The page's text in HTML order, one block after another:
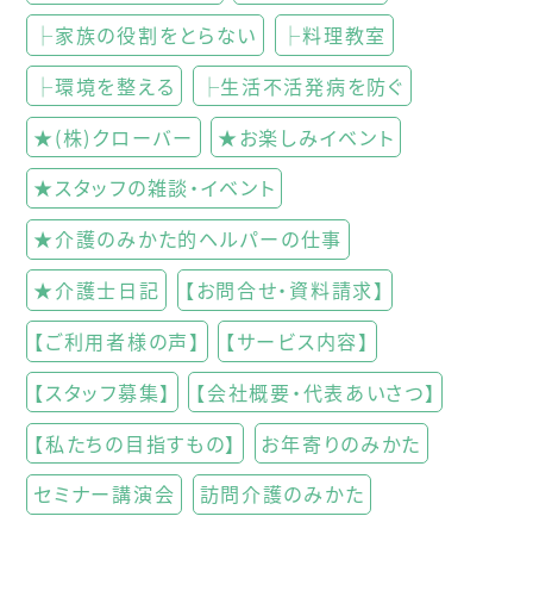
├家族の役割をとらない
├料理教室
├環境を整える
├生活不活発病を防ぐ
★(株)クローバー
★お楽しみイベント
★スタッフの雑談・イベント
★介護のみかた的ヘルパーの仕事
★介護士日記
【お問合せ・資料請求】
【ご利用者様の声】
【サービス内容】
【スタッフ募集】
【会社概要・代表あいさつ】
【私たちの目指すもの】
お年寄りのみかた
セミナー講演会
訪問介護のみかた